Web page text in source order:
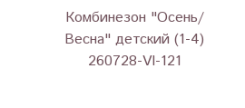
Комбинезон "Осень/
Весна" детский (1-4)
260728-VI-121